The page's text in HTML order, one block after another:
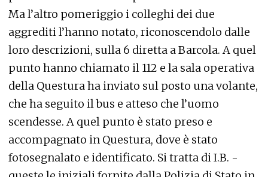
Ma l’altro pomeriggio i colleghi dei due
aggrediti l’hanno notato, riconoscendolo dalle
loro descrizioni, sulla 6 diretta a Barcola. A quel
punto hanno chiamato il 112 e la sala operativa
della Questura ha inviato sul posto una volante,
che ha seguito il bus e atteso che l’uomo
scendesse. A quel punto è stato preso e
accompagnato in Questura, dove è stato
fotosegnalato e identificato. Si tratta di I.B. -